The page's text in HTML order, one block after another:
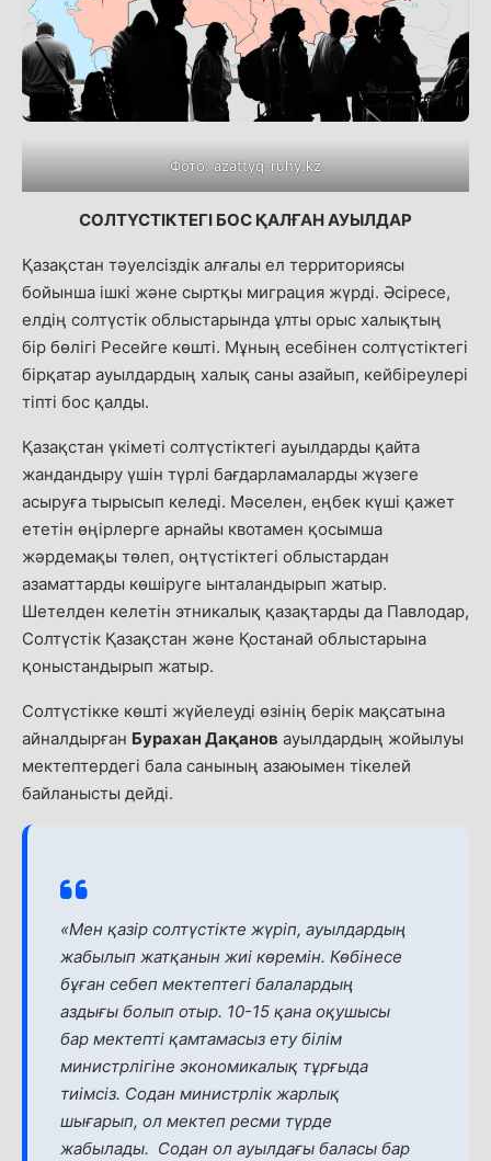
Фото: azattyq-ruhy.kz
СОЛТҮСТІКТЕГІ БОС ҚАЛҒАН АУЫЛДАР
Қазақстан тәуелсіздік алғалы ел территориясы
бойынша ішкі және сыртқы миграция жүрді. Әсіресе,
елдің солтүстік облыстарында ұлты орыс халықтың
бір бөлігі Ресейге көшті. Мұның есебінен солтүстіктегі
бірқатар ауылдардың халық саны азайып, кейбіреулері
тіпті бос қалды.
Қазақстан үкіметі солтүстіктегі ауылдарды қайта
жандандыру үшін түрлі бағдарламаларды жүзеге
асыруға тырысып келеді. Мәселен, еңбек күші қажет
ететін өңірлерге арнайы квотамен қосымша
жәрдемақы төлеп, оңтүстіктегі облыстардан
азаматтарды көшіруге ынталандырып жатыр.
Шетелден келетін этникалық қазақтарды да Павлодар,
Солтүстік Қазақстан және Қостанай облыстарына
қоныстандырып жатыр.
Солтүстікке көшті жүйелеуді өзінің берік мақсатына
айналдырған Бурахан Дақанов ауылдардың жойылуы
мектептердегі бала санының азаюымен тікелей
байланысты дейді.
«Мен қазір солтүстікте жүріп, ауылдардың
жабылып жатқанын жиі көремін. Көбінесе
бұған себеп мектептегі балалардың
аздығы болып отыр. 10-15 қана оқушысы
бар мектепті қамтамасыз ету білім
министрлігіне экономикалық тұрғыда
тиімсіз. Содан министрлік жарлық
шығарып, ол мектеп ресми түрде
жабылады. Содан ол ауылдағы баласы бар